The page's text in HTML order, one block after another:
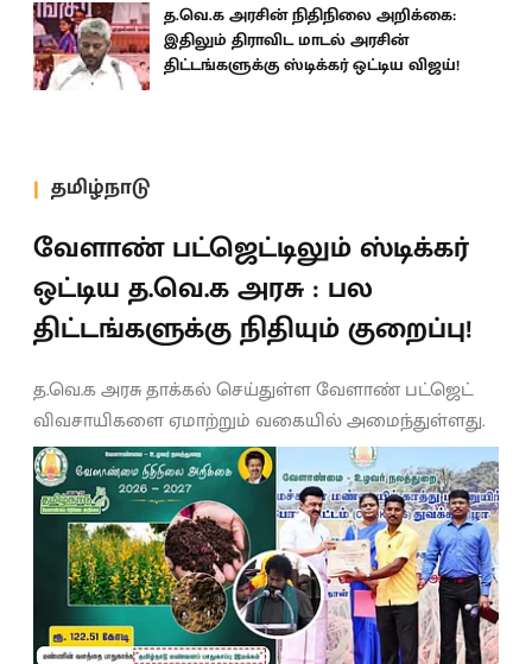
த.வெ.க அரசின் நிதிநிலை அறிக்கை:
இதிலும் திராவிட மாடல் அரசின்
திட்டங்களுக்கு ஸ்டிக்கர் ஒட்டிய விஜய்!
தமிழ்நாடு
வேளாண் பட்ஜெட்டிலும் ஸ்டிக்கர்
ஒட்டிய த.வெ.க அரசு : பல
திட்டங்களுக்கு நிதியும் குறைப்பு!
த.வெ.க அரசு தாக்கல் செய்துள்ள வேளாண் பட்ஜெட்
விவசாயிகளை ஏமாற்றும் வகையில் அமைந்துள்ளது.